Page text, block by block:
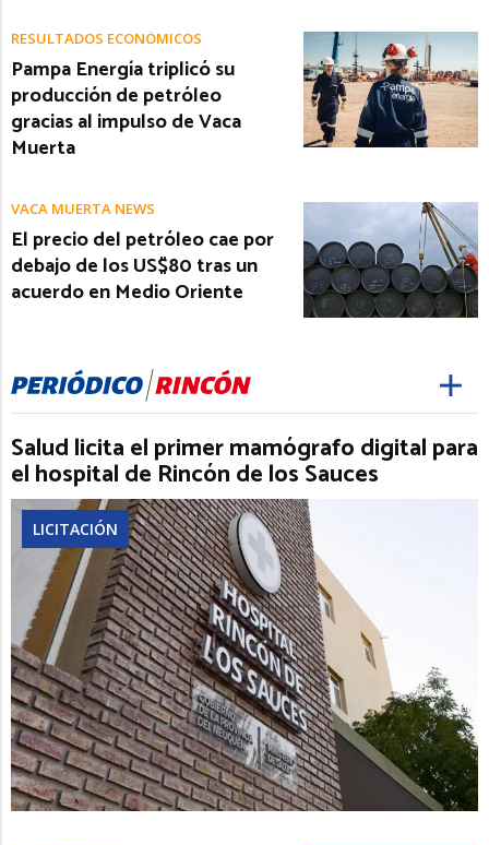
RESULTADOS ECONÓMICOS
Pampa Energía triplicó su
producción de petróleo
gracias al impulso de Vaca
Muerta
VACA MUERTA NEWS
El precio del petróleo cae por
debajo de los US$80 tras un
acuerdo en Medio Oriente
Salud licita el primer mamógrafo digital para
el hospital de Rincón de los Sauces
LICITACIÓN